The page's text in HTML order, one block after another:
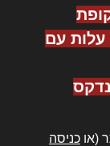
עם
(או כניסה